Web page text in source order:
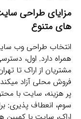
مزایای طراحی
های متنوع
انتخاب طراحی وب
همراه دارد. اول،
مشتریان از اراک تا
فروش محلی آزاد
سوم، انعطاف‌ پذیری: